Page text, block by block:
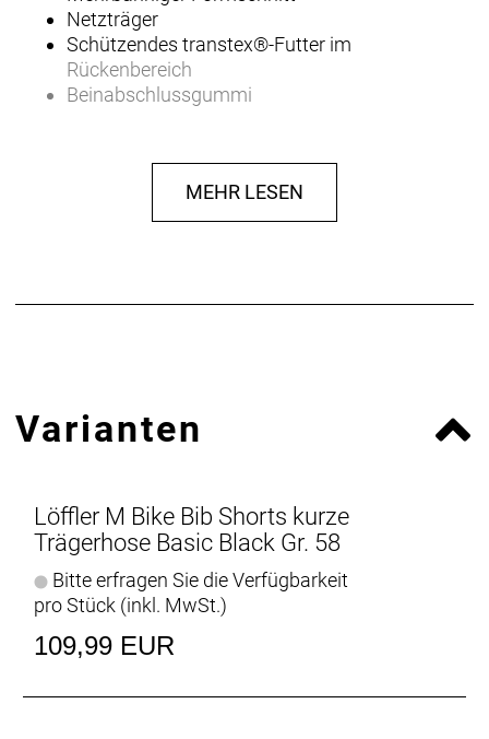
Netzträger
Schützendes transtex®-Futter im
Rückenbereich
Beinabschlussgummi
dauerhafte Quer- und Längselastizität. Dadurch
perfekte Passform und Bewegungsfreiheit für
hochsportliche, anaerobe Aktivitäten. Langlebig und
schnell trocknend. Exklusiv gestrickt in Ried.
MEHR LESEN
Varianten
Löffler M Bike Bib Shorts kurze
Trägerhose Basic Black Gr. 58
Bitte erfragen Sie die Verfügbarkeit
pro Stück (inkl. MwSt.)
109,99 EUR